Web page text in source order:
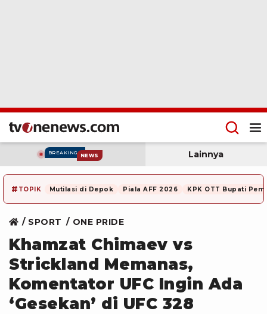
BREAKING NEWS Lainnya
# TOPIK Mutilasi di Depok Piala AFF 2026 KPK OTT Bupati
SPORT ONE PRIDE
Khamzat Chimaev vs
Strickland Memanas,
Komentator UFC Ingin Ada
‘Gesekan’ di UFC 328